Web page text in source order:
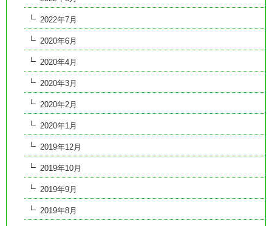
2022年7月
2020年6月
2020年4月
2020年3月
2020年2月
2020年1月
2019年12月
2019年10月
2019年9月
2019年8月